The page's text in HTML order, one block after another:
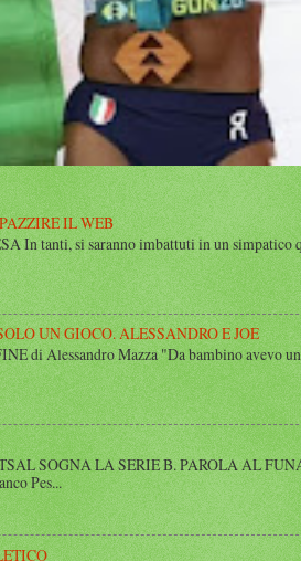
IL WEB
In tanti, si saranno imbattuti in un simpatico
UN GIOCO. ALESSANDRO E JOE
di Alessandro Mazza "Da bambino avevo
SOGNA LA SERIE B. PAROLA AL
Pes...